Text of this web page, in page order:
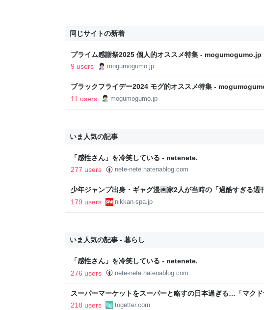
同じサイトの新着
プライム感謝祭2025 個人的オススメ特集 - mogumogumo.jp
9 users
mogumogumo.jp
ブラックフライデー2024 モグ的オススメ特集 -
11 users
mogumogumo.jp
いま人気の記事
「感性さん」を冷笑している - netenete.
277 users
nete-nete.hatenablog.com
少年ジャンプ出身・ギャグ漫画家2人が当時の「過酷すぎる週
返る。「ヘルニアで入院しても原稿は落とさない」ストイック
179 users nikkan-spa.jp
いま人気の記事 - 暮らし
「感性さん」を冷笑している - netenete.
276 users
nete-nete.hatenablog.com
スーパーマーケットをスーパーと略すの日本過ぎる…「マク
であるべき」「海外でもある」など
218 users togetter.com